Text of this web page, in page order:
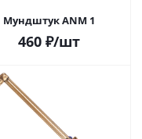
Мундштук ANM 1
460₽/шт